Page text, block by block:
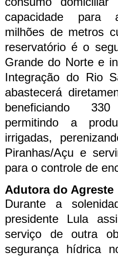
capacidade para
milhões de metros
reservatório é o
Grande do Norte e
Integração do Rio
abastecerá
beneficiando
permitindo a
irrigadas,
Piranhas/Açu e
para o controle de
Adutora do Agreste
Durante a
presidente Lula
serviço de outra
segurança hídrica